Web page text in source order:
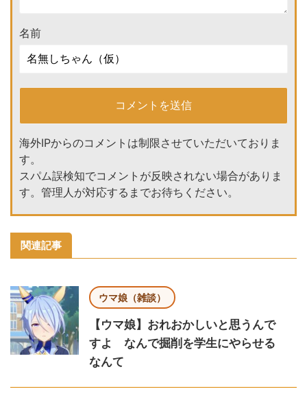
名前
海外IPからのコメントは制限させていただいておりま
す。
スパム誤検知でコメントが反映されない場合がありま
す。管理人が対応するまでお待ちください。
関連記事
ウマ娘（雑談）
【ウマ娘】おれおかしいと思うんで
すよ なんで掘削を学生にやらせる
なんて